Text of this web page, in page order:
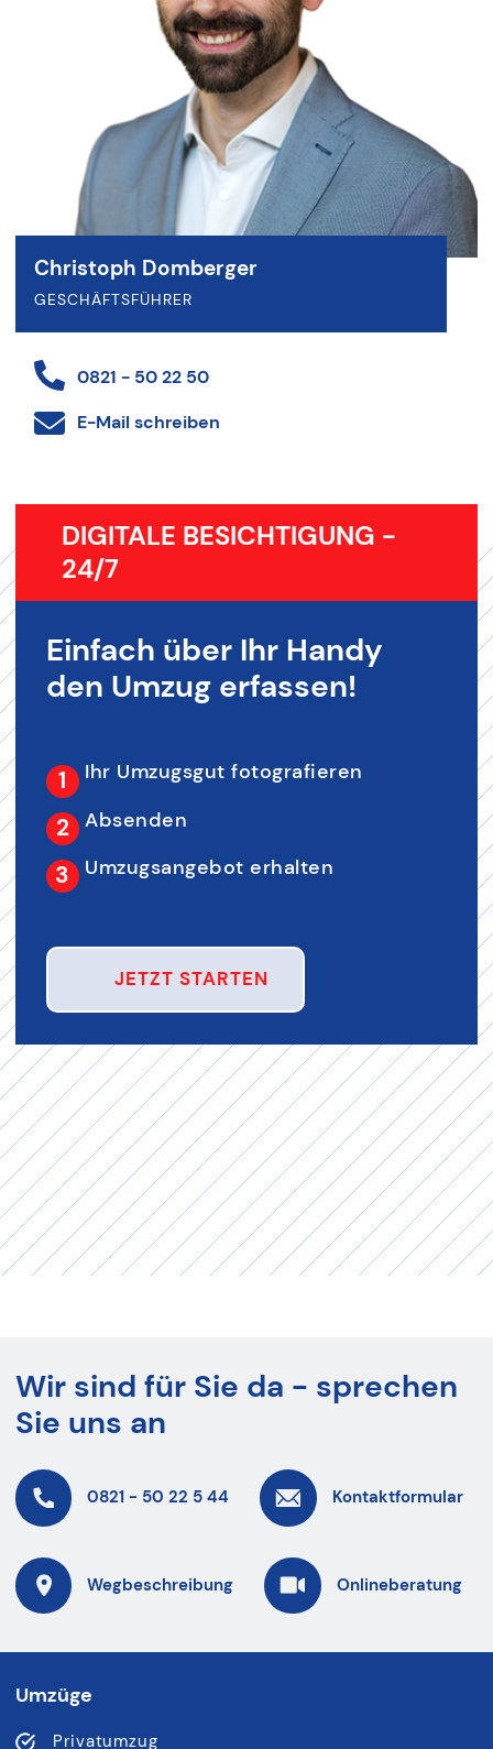
Christoph Domberger
GESCHÄFTSFÜHRER
0821 - 50 22 50
E-Mail schreiben
DIGITALE BESICHTIGUNG -
24/7
Einfach über Ihr Handy
den Umzug erfassen!
Ihr Umzugsgut fotografieren
Absenden
Umzugsangebot erhalten
JETZT STARTEN
Wir sind für Sie da - sprechen
Sie uns an
0821 - 50 22 5 44 Kontaktformular
Wegbeschreibung Onlineberatung
Umzüge
Privatumzug